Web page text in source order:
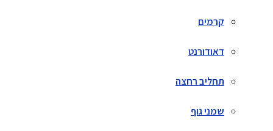
קרמים
דאודורנט
תחליב רחצה
שמני גוף